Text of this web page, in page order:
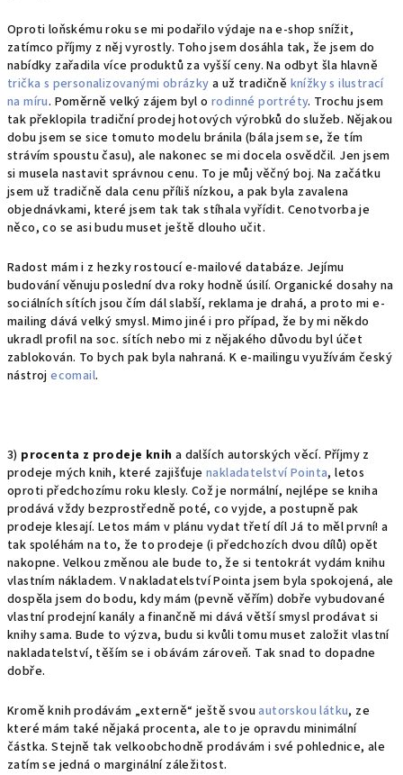
Oproti loňskému roku se mi podařilo výdaje na e-shop snížit,
zatímco příjmy z něj vyrostly. Toho jsem dosáhla tak, že jsem do
nabídky zařadila více produktů za vyšší ceny. Na odbyt šla hlavně
trička s personalizovanými obrázky a už tradičně knížky s ilustrací
na míru. Poměrně velký zájem byl orodinné portréty. Trochu jsem
tak překlopila tradiční prodej hotových výrobků do služeb. Nějakou
dobu jsem se sice tomuto modelu bránila (bála jsem se, že tím
strávím spoustu času), ale nakonec se mi docela osvědčil. Jen jsem
si musela nastavit správnou cenu. To je můj věčný boj. Na začátku
jsem už tradičně dala cenu příliš nízkou, a pak byla zavalena
objednávkami, které jsem tak tak stíhala vyřídit. Cenotvorba je
něco, co se asi budu muset ještě dlouho učit.
Radost mám i z hezky rostoucí e-mailové databáze. Jejímu
budování věnuju poslední dva roky hodně úsilí. Organické dosahy na
sociálních sítích jsou čím dál slabší, reklama je drahá, a proto mi e-
mailing dává velký smysl. Mimo jiné i pro případ, že by mi někdo
ukradl profil na soc. sítích nebo mi z nějakého důvodu byl účet
zablokován. To bych pak byla nahraná. K e-mailingu využívám český
nástrojecomail.
3) procenta z prodeje knih a dalších autorských věcí. Příjmy z
prodeje mých knih, které zajišťuje nakladatelství Pointa, letos
oproti předchozímu roku klesly. Což je normální, nejlépe se kniha
prodává vždy bezprostředně poté, co vyjde, a postupně pak
prodeje klesají. Letos mám v plánu vydat třetí díl Já to měl první! a
tak spoléhám na to, že to prodeje (i předchozích dvou dílů) opět
nakopne. Velkou změnou ale bude to, že si tentokrát vydám knihu
vlastním nákladem. V nakladatelství Pointa jsem byla spokojená, ale
dospěla jsem do bodu, kdy mám (pevně věřím) dobře vybudované
vlastní prodejní kanály a finančně mi dává větší smysl prodávat si
knihy sama. Bude to výzva, budu si kvůli tomu muset založit vlastní
nakladatelství, těším se i obávám zároveň. Tak snad to dopadne
dobře.
Kromě knih prodávám „externě“ ještě svouautorskou látku, ze
které mám také nějaká procenta, ale to je opravdu minimální
částka. Stejně tak velkoobchodně prodávám i své pohlednice, ale
zatím se jedná o marginální záležitost.